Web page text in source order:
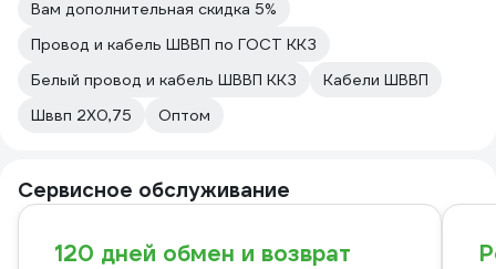
Вам дополнительная скидка 5%
Провод и кабель ШВВП по ГОСТ ККЗ
Белый провод и кабель ШВВП ККЗ
Кабели ШВВП
Шввп 2Х0,75
Оптом
Сервисное обслуживание
120 дней обмен и возврат